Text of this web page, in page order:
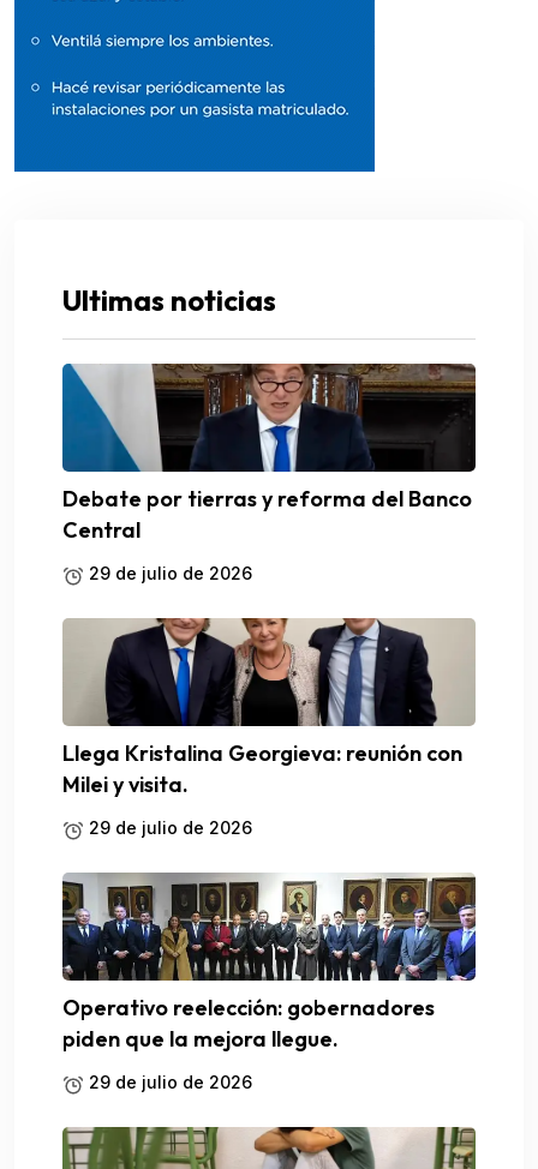
Ultimas noticias
Debate por tierras y reforma del Banco
Central
29 de julio de 2026
Llega Kristalina Georgieva: reunión con
Milei y visita.
29 de julio de 2026
Operativo reelección: gobernadores
piden que la mejora llegue.
29 de julio de 2026